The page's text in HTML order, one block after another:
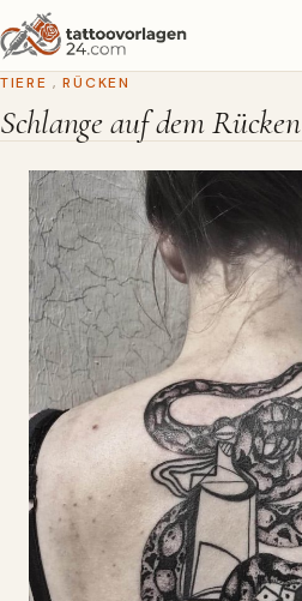
TIERE , RÜCKEN
Schlange auf dem Rücken